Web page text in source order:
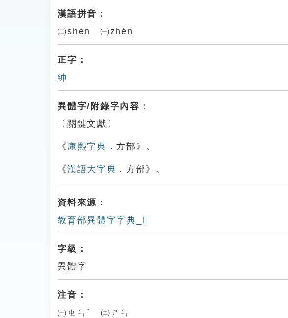
漢語拼音：
㈡shēn ㈠zhèn
正字：
紳
異體字/附錄字內容：
〔關鍵文獻〕
《 康熙字典 ．方部》。
《漢語大字典 ．方部》。
資料來源：
教育部異體字字典_𣃵
字級：
異體字
注音：
㈠ㄓㄣˋ ㈡ㄕㄣ